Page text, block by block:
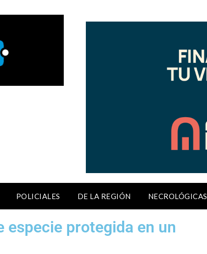
POLICIALES DE LA REGIÓN NECROLÓGICAS
especie protegida en un